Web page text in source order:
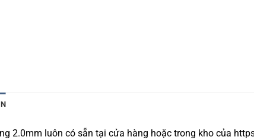
2.0mm luôn có sẵn tại cửa hàng hoặc trong kho của